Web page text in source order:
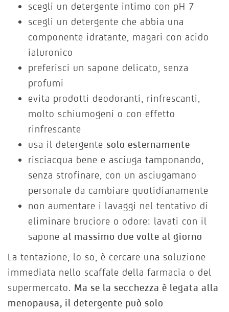
scegli un detergente intimo con pH 7
scegli un detergente che abbia una
componente idratante, magari con acido
ialuronico
preferisci un sapone delicato, senza
profumi
evita prodotti deodoranti, rinfrescanti,
molto schiumogeni o con effetto
rinfrescante
usa il detergente solo esternamente
risciacqua bene e asciuga tamponando,
senza strofinare, con un asciugamano
personale da cambiare quotidianamente
non aumentare i lavaggi nel tentativo di
eliminare bruciore o odore: lavati con il
sapone al massimo due volte al giorno
La tentazione, lo so, è cercare una soluzione
immediata nello scaffale della farmacia o del
supermercato. Ma se la secchezza è legata alla
menopausa, il detergente può solo